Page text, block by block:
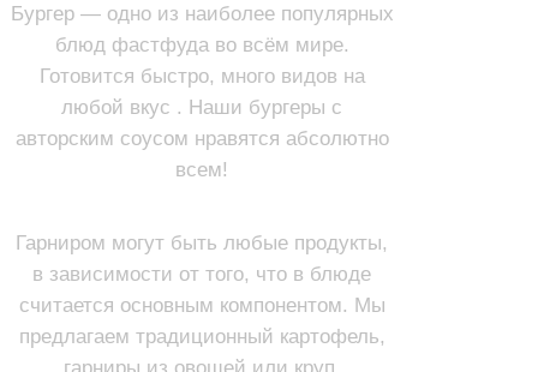
Бургер — одно из наиболее популярных
блюд фастфуда во всём мире.
Готовится быстро, много видов на
любой вкус . Наши бургеры с
авторским соусом нравятся абсолютно
всем!
Гарниром могут быть любые продукты,
в зависимости от того, что в блюде
считается основным компонентом. Мы
предлагаем традиционный картофель,